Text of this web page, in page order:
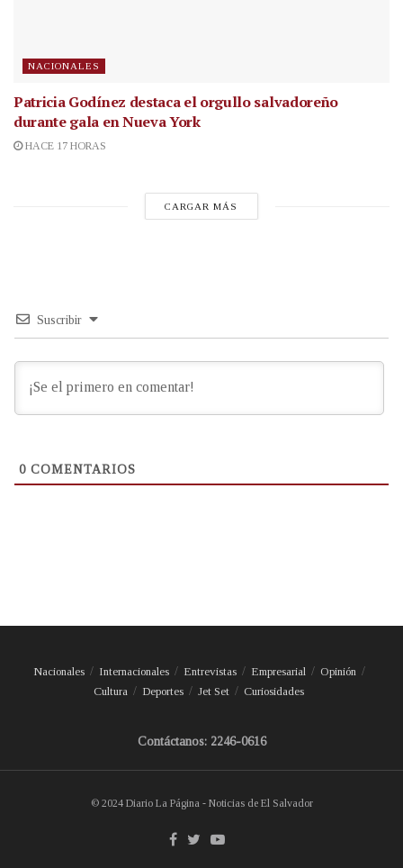
NACIONALES
Patricia Godínez destaca el orgullo salvadoreño
durante gala en Nueva York
HACE 17 HORAS
CARGAR MÁS
Suscribir
0 COMENTARIOS
Nacionales Internacionales Entrevistas Empresarial
Opinión
Cultura
Deportes Jet Set Curiosidades
Contáctanos: 2246-0616
© 2024 Diario La Página - Noticias de El Salvador